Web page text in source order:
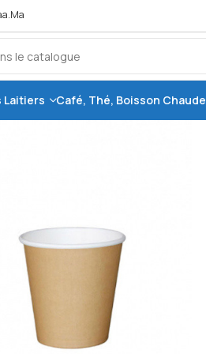
Laitiers Café, Thé, Boisson Chaude